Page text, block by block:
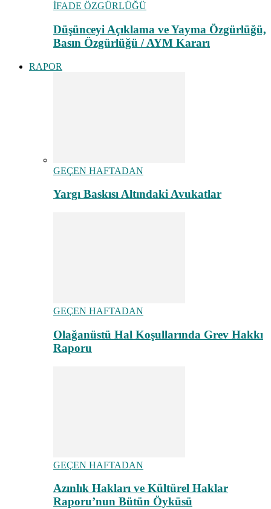
İFADE ÖZGÜRLÜĞÜ
Düşünceyi Açıklama ve Yayma Özgürlüğü,
Basın Özgürlüğü / AYM Kararı
RAPOR
GEÇEN HAFTADAN
Yargı Baskısı Altındaki Avukatlar
GEÇEN HAFTADAN
Olağanüstü Hal Koşullarında Grev Hakkı
Raporu
GEÇEN HAFTADAN
Azınlık Hakları ve Kültürel Haklar
Raporu’nun Bütün Öyküsü